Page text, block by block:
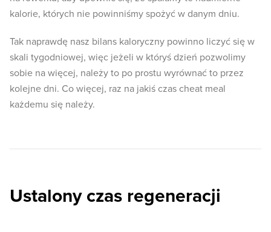
kalorie, których nie powinniśmy spożyć w danym dniu.
Tak naprawdę nasz bilans kaloryczny powinno liczyć się w
skali tygodniowej, więc jeżeli w któryś dzień pozwolimy
sobie na więcej, należy to po prostu wyrównać to przez
kolejne dni. Co więcej, raz na jakiś czas cheat meal
każdemu się należy.
Ustalony czas regeneracji